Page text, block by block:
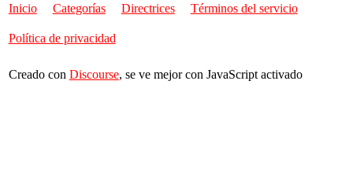
Inicio Categorías Directrices Términos del servicio
Política de privacidad
Creado con Discourse, se ve mejor con JavaScript activado